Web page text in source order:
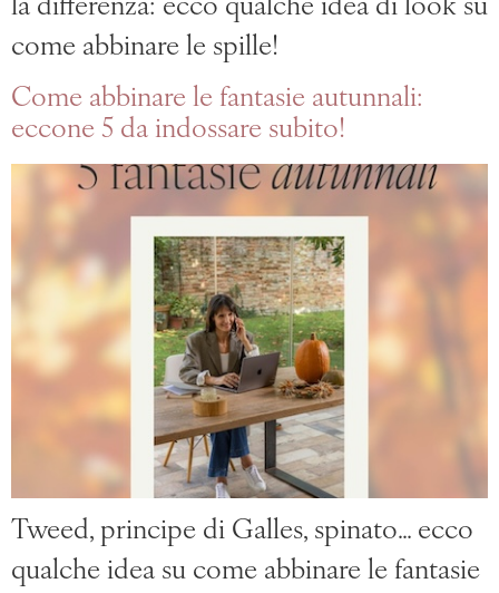
la differenza: ecco qualche idea di look su
come abbinare le spille!
Come abbinare le fantasie autunnali:
eccone 5 da indossare subito!
Tweed, principe di Galles, spinato… ecco
qualche idea su come abbinare le fantasie